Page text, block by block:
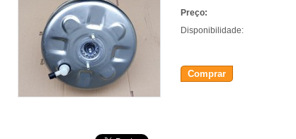
Preço:
Disponibilidade:
Comprar